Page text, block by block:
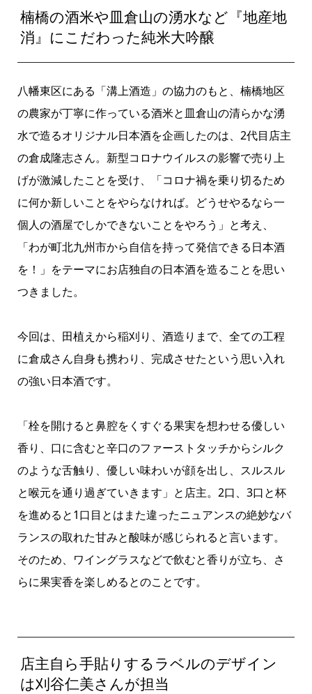
楠橋の酒米や皿倉山の湧水など『地産地
消』にこだわった純米大吟醸
八幡東区にある「溝上酒造」の協力のもと、楠橋地区
の農家が丁寧に作っている酒米と皿倉山の清らかな湧
水で造るオリジナル日本酒を企画したのは、2代目店主
の倉成隆志さん。新型コロナウイルスの影響で売り上
げが激減したことを受け、「コロナ禍を乗り切るため
に何か新しいことをやらなければ。どうせやるなら一
個人の酒屋でしかできないことをやろう」と考え、
「わが町北九州市から自信を持って発信できる日本酒
を！」をテーマにお店独自の日本酒を造ることを思い
つきました。
今回は、田植えから稲刈り、酒造りまで、全ての工程
に倉成さん自身も携わり、完成させたという思い入れ
の強い日本酒です。
「栓を開けると鼻腔をくすぐる果実を想わせる優しい
香り、口に含むと辛口のファーストタッチからシルク
のような舌触り、優しい味わいが顔を出し、スルスル
と喉元を通り過ぎていきます」と店主。2口、3口と杯
を進めると1口目とはまた違ったニュアンスの絶妙なバ
ランスの取れた甘みと酸味が感じられると言います。
そのため、ワイングラスなどで飲むと香りが立ち、さ
らに果実香を楽しめるとのことです。
店主自ら手貼りするラベルのデザイン
は刈谷仁美さんが担当